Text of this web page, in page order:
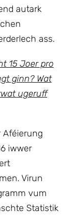
autark
ass.
15 Joer pro
ginn? Wat
ugeruff
Aféierung
iwwer
Virun
vum
Statistik